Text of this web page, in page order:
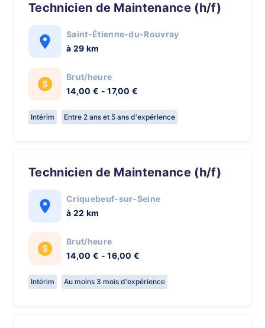
Technicien de Maintenance (h/f)
Saint-Étienne-du-Rouvray
à 29 km
Brut/heure
14,00 € - 17,00 €
Intérim Entre 2 ans et 5 ans d'expérience
Technicien de Maintenance (h/f)
Criquebeuf-sur-Seine
à 22 km
Brut/heure
14,00 € - 16,00 €
Intérim Au moins 3 mois d'expérience